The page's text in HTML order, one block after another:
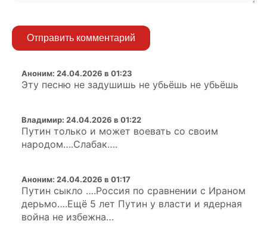
Отправить комментарий
Аноним: 24.04.2026 в 01:23
Эту песню не задушишь не убьёшь не убьёшь
Владимир: 24.04.2026 в 01:22
Путин только и может воевать со своим
народом….Слабак….
Аноним: 24.04.2026 в 01:17
Путин сыкло ….Россия по сравнении с Ираном
дерьмо….Ещё 5 лет Путин у власти и ядерная
война не избежна…